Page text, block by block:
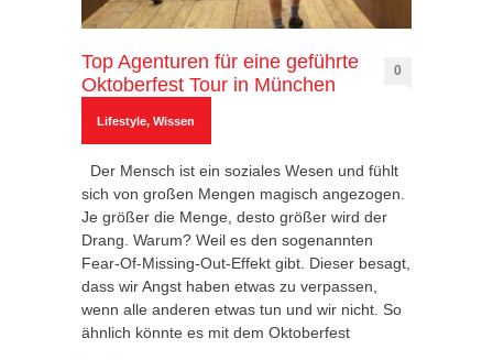
Top Agenturen für eine geführte
Oktoberfest Tour in München
0
Lifestyle, Wissen
Der Mensch ist ein soziales Wesen und fühlt
sich von großen Mengen magisch angezogen.
Je größer die Menge, desto größer wird der
Drang. Warum? Weil es den sogenannten
Fear-Of-Missing-Out-Effekt gibt. Dieser besagt,
dass wir Angst haben etwas zu verpassen,
wenn alle anderen etwas tun und wir nicht. So
ähnlich könnte es mit dem Oktoberfest